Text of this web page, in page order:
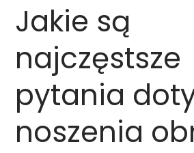
Jakie są
najczęstsze
pytania
noszenia